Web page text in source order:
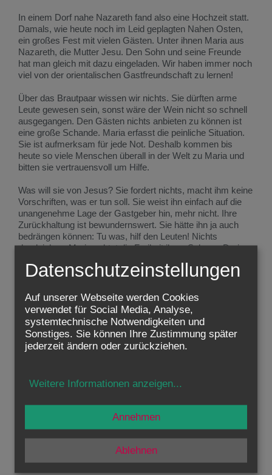
In einem Dorf nahe Nazareth fand also eine Hochzeit statt.
Damals, wie heute noch im Leid geplagten Nahen Osten,
ein großes Fest mit vielen Gästen. Unter ihnen Maria aus
Nazareth, die Mutter Jesu. Den Sohn und seine Freunde
hat man gleich mit dazu eingeladen. Wir haben immer noch
viel von der orientalischen Gastfreundschaft zu lernen!
Über das Brautpaar wissen wir nichts. Sie dürften arme
Leute gewesen sein, sonst wäre der Wein nicht so schnell
ausgegangen. Den Gästen nichts anbieten zu können ist
eine große Schande. Maria erfasst die peinliche Situation.
Sie ist aufmerksam für jede Not. Deshalb kommen bis
heute so viele Menschen überall in der Welt zu Maria und
bitten sie vertrauensvoll um Hilfe.
Was will sie von Jesus? Sie fordert nichts, macht ihm keine
Vorschriften, was er tun soll. Sie weist ihn einfach auf die
unangenehme Lage der Gastgeber hin, mehr nicht. Ihre
Zurückhaltung ist bewundernswert. Sie hätte ihn ja auch
bedrängen können: Tu was, hilf den Leuten! Nichts
dergleichen. Maria achtet die Freiheit ihres Sohnes. Darin
Jesus scheint eher barsch zu reagieren: "Was willst du von
mir, Frau?" Das klingt gar nicht freundlich. Er nennt sie nicht
"Mutter", sondern "Frau", fast als wäre sie eine Fremde. Ist
es die so häufige Abwehr, sich nicht "bemuttern" lassen zu
wollen? Markiert Jesus deutlich den Abstand zu ihr, jetzt, da
er aus dem Elternhaus weggezogen ist, um seinen Weg zu
beginnen, zu dem er sich berufen fühlt? Für Maria sicher
Aber Jesus hat seine Gründe, warum er die Mutter
Zeichen und Wunder zu zeigen. Ja er sieht wahrscheinlich
seinen Auftrag gar nicht zuerst darin. Er will nicht, dass die
will, dass wir umkehren, umdenken, unser Leben ändern.
Datenschutzeinstellungen
Auf unserer Webseite werden Cookies
verwendet für Social Media, Analyse,
systemtechnische Notwendigkeiten und
Sonstiges. Sie können Ihre Zustimmung später
jederzeit ändern oder zurückziehen.
Weitere Informationen anzeigen...
Ablehnen
Annehmen